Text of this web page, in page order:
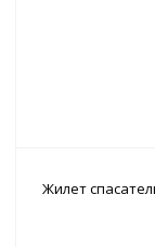
Жилет